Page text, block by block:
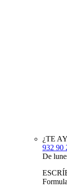
¿TE
932 90
De